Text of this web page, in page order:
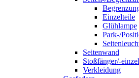
Einzelteile
Glühlampe
Park-/
Seitenwand
Stoßfänger/-
Verkleidung